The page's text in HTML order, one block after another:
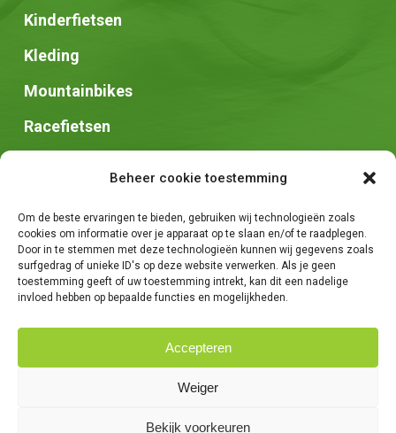
Beheer cookie toestemming
Om de beste ervaringen te bieden, gebruiken wij technologieën zoals
cookies om informatie over je apparaat op te slaan en/of te raadplegen.
Door in te stemmen met deze technologieën kunnen wij gegevens zoals
surfgedrag of unieke ID's op deze website verwerken. Als je geen
toestemming geeft of uw toestemming intrekt, kan dit een nadelige
invloed hebben op bepaalde functies en mogelijkheden.
Accepteren
Weiger
Bekijk voorkeuren
Kinderfietsen
Kleding
Mountainbikes
Racefietsen
Zadels
We Are Knights